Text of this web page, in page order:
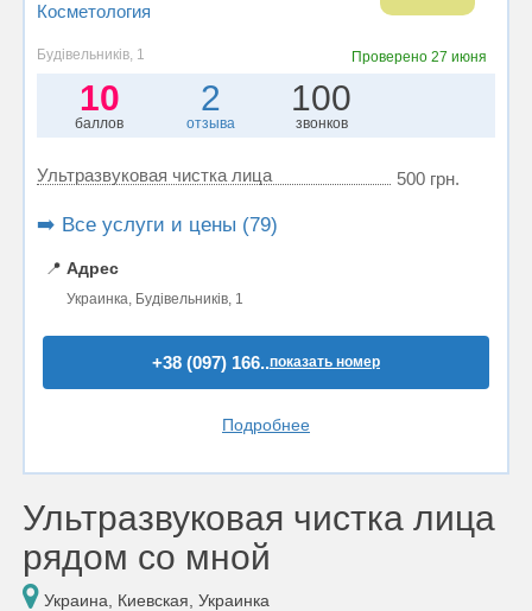
Косметология
Будівельників, 1 Проверено 27 июня
10
баллов
2
отзыва
100
звонков
Ультразвуковая чистка лица 500 грн.
➡️ Все услуги и цены (79)
📍 Адрес
Украинка, Будівельників, 1
+38 (097) 166..показать номер
Подробнее
Ультразвуковая чистка лица
рядом со мной
Украина, Киевская, Украинка